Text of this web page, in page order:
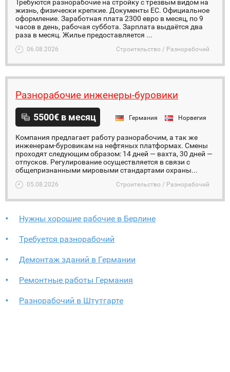
Требуются разнорабочие на стройку с трезвым видом на
жизнь, физически крепкие. Документы ЕС. Официальное
оформление. Заработная плата 2300 евро в месяц, по 9
часов в день, рабочая суббота. Зарплата выдаётся два
раза в месяц. Жилье предоставляется ...
06.08.2026 Строительство / Разнорабочий
Разнорабочие инженеры-буровики
5500€ в месяц Германия Норвегия
Компания предлагает работу разнорабочим, а так же
инженерам-буровикам на нефтяных платформах. Смены
проходят следующим образом: 14 дней — вахта, 30 дней —
отпусков. Регулирование осуществляется в связи с
общепризнанными мировыми стандартами охраны...
05.08.2026 Строительство / Разнорабочий
Нужны хорошие рабочие в Берлине
Требуется разнорабочий
Демонтаж зданий в Германии
Ремонтные работы Германия
Разнорабочий в Штутгарте